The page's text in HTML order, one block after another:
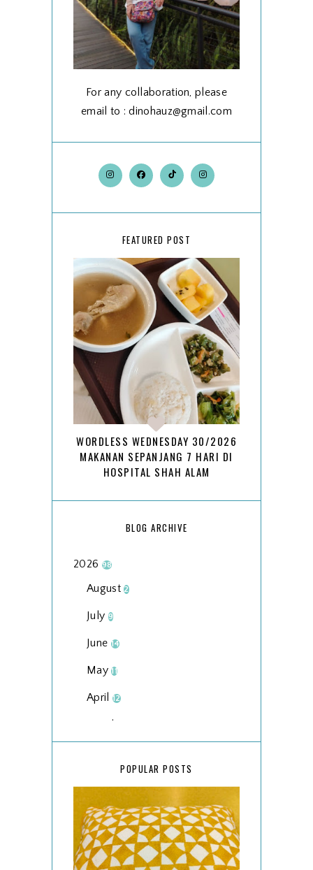
For any collaboration, please
email to : dinohauz@gmail.com
FEATURED POST
WORDLESS WEDNESDAY 30/2026
MAKANAN SEPANJANG 7 HARI DI
HOSPITAL SHAH ALAM
BLOG ARCHIVE
2026 98
August2
July 9
June 14
May11
April 12
March
2025134
December15
November14
POPULAR POSTS